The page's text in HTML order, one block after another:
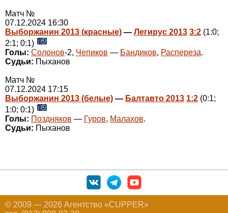
Матч №
07.12.2024 16:30
Выборжанин 2013 (красные) — Легирус 2013 3:2 (1:0;
2:1; 0:1)
Голы: Солонов-2, Чепиков — Бандиков, Распереза.
Судьи: Пыханов
Матч №
07.12.2024 17:15
Выборжанин 2013 (белые) — Балтавто 2013 1:2 (0:1;
1:0; 0:1)
Голы: Поздняков — Гуров, Малахов.
Судьи: Пыханов
© 2009 — 2026 Агентство «CUPPER»